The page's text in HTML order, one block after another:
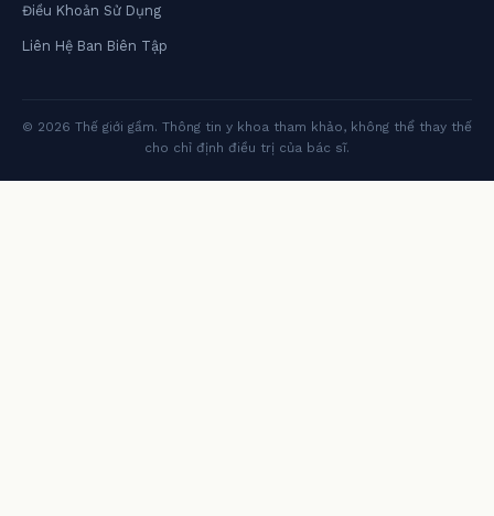
Điều Khoản Sử Dụng
Liên Hệ Ban Biên Tập
© 2026 Thế giới gầm. Thông tin y khoa tham khảo, không thể thay thế
cho chỉ định điều trị của bác sĩ.